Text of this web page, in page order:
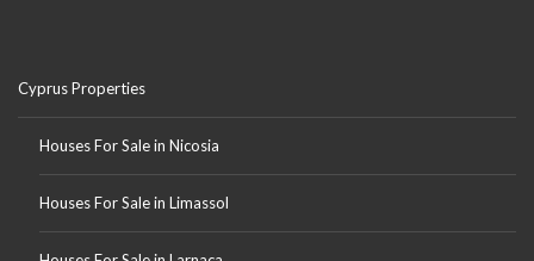
Cyprus Properties
Houses For Sale in Nicosia
Houses For Sale in Limassol